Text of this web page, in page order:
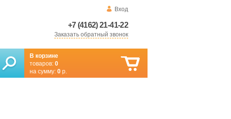
Вход
+7 (4162) 21-41-22
Заказать обратный звонок
В корзине
товаров: 0
на сумму: 0 р.